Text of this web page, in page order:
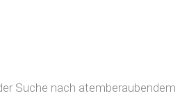
Suche nach atemberaubendem